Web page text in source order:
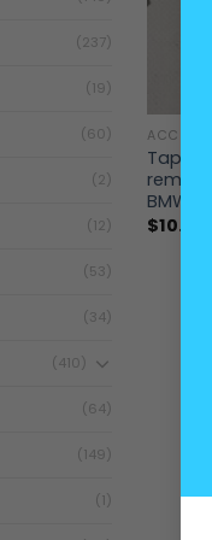
(237)
(19)
(60)
(2)
(12)
(53)
(34)
(410)
(64)
(149)
(1)
Tapa
BMW
$10.000